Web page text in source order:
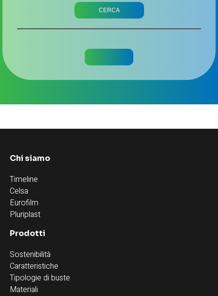
Chi siamo
Timeline
Celsa
Eurofilm
Pluriplast
Prodotti
Sostenibilità
Caratteristiche
Tipologie di buste
Materiali